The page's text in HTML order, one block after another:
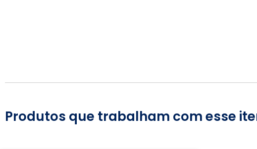
Produtos que trabalham com esse